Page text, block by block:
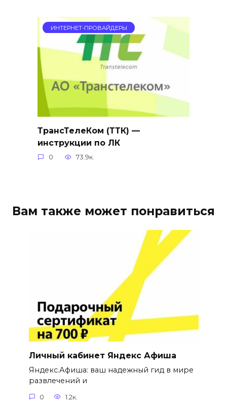
ИНТЕРНЕТ-ПРОВАЙДЕРЫ
ТрансТелеКом (ТТК) —
инструкции по ЛК
0 73.9к.
Вам также может понравиться
Личный кабинет Яндекс Афиша
Яндекс.Афиша: ваш надежный гид в мире
развлечений и
0 1.2к.